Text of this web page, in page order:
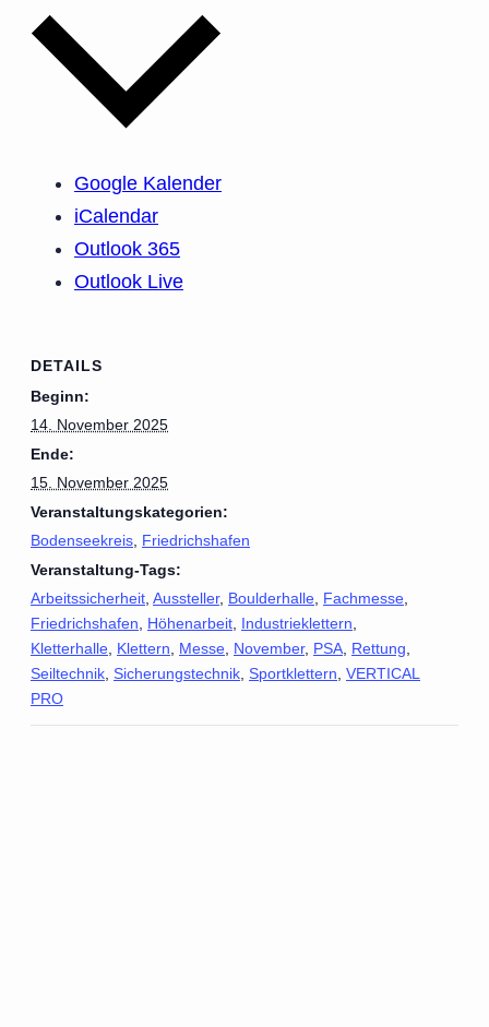
Google Kalender
iCalendar
Outlook 365
Outlook Live
DETAILS
Beginn:
14. November 2025
Ende:
15. November 2025
Veranstaltungskategorien:
Bodenseekreis, Friedrichshafen
Veranstaltung-Tags:
Arbeitssicherheit, Aussteller, Boulderhalle, Fachmesse,
Friedrichshafen, Höhenarbeit, Industrieklettern,
Kletterhalle, Klettern, Messe, November, PSA, Rettung,
Seiltechnik, Sicherungstechnik, Sportklettern, VERTICAL
PRO